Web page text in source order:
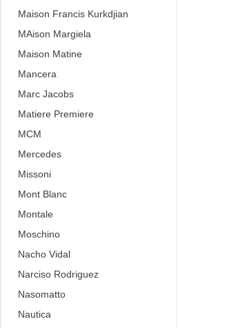
Maison Francis Kurkdjian
MAison Margiela
Maison Matine
Mancera
Marc Jacobs
Matiere Premiere
MCM
Mercedes
Missoni
Mont Blanc
Montale
Moschino
Nacho Vidal
Narciso Rodriguez
Nasomatto
Nautica